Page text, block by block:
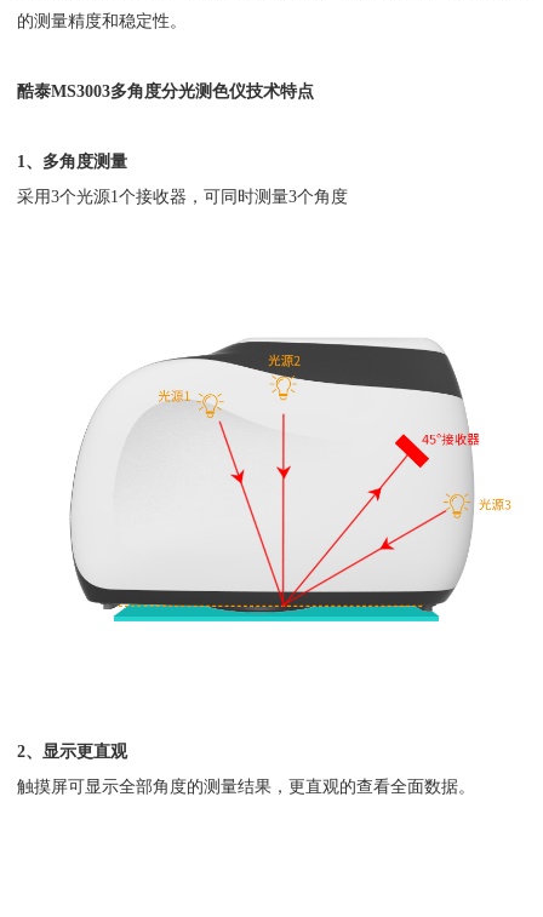
的测量精度和稳定性。
酷泰MS3003多角度分光测色仪技术特点
1、多角度测量
采用3个光源1个接收器，可同时测量3个角度
2、显示更直观
触摸屏可显示全部角度的测量结果，更直观的查看全面数据。